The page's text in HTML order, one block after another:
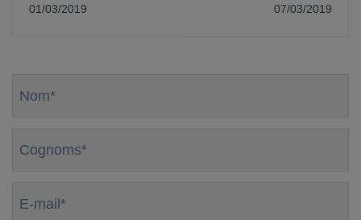
Cedesca
01/03/2019 07/03/2019
mail *